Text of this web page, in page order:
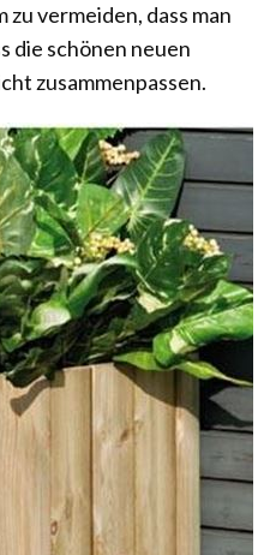
vermeiden, dass man
die schönen neuen
zusammenpassen.